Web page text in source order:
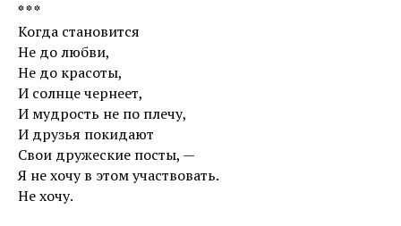
* * *
Когда становится
Не до любви,
Не до красоты,
И солнце чернеет,
И мудрость не по плечу,
И друзья покидают
Свои дружеские посты, —
Я не хочу в этом участвовать.
Не хочу.